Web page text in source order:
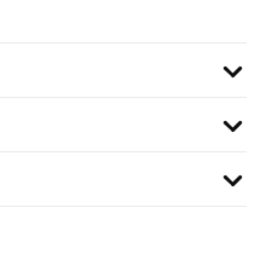
genau richtig für den
echter Hingucker. Bisher